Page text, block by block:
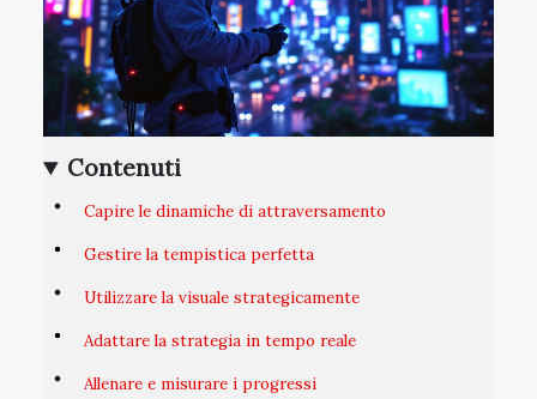
Contenuti
Capire le dinamiche di attraversamento
Gestire la tempistica perfetta
Utilizzare la visuale strategicamente
Adattare la strategia in tempo reale
Allenare e misurare i progressi